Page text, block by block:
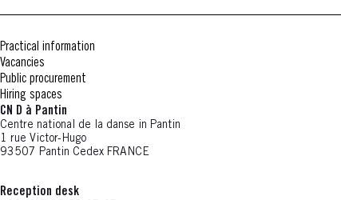
Practical information
Vacancies
Public procurement
Hiring spaces
CN D à Pantin
Centre national de la danse in Pantin
1 rue Victor-Hugo
93507 Pantin Cedex FRANCE
Reception desk